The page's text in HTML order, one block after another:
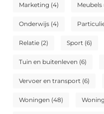
Marketing (4) Meubels
Onderwijs (4)
Relatie (2) Sport (6)
Tuin en buitenleven (6)
Vervoer en transport (6)
Woningen (48)